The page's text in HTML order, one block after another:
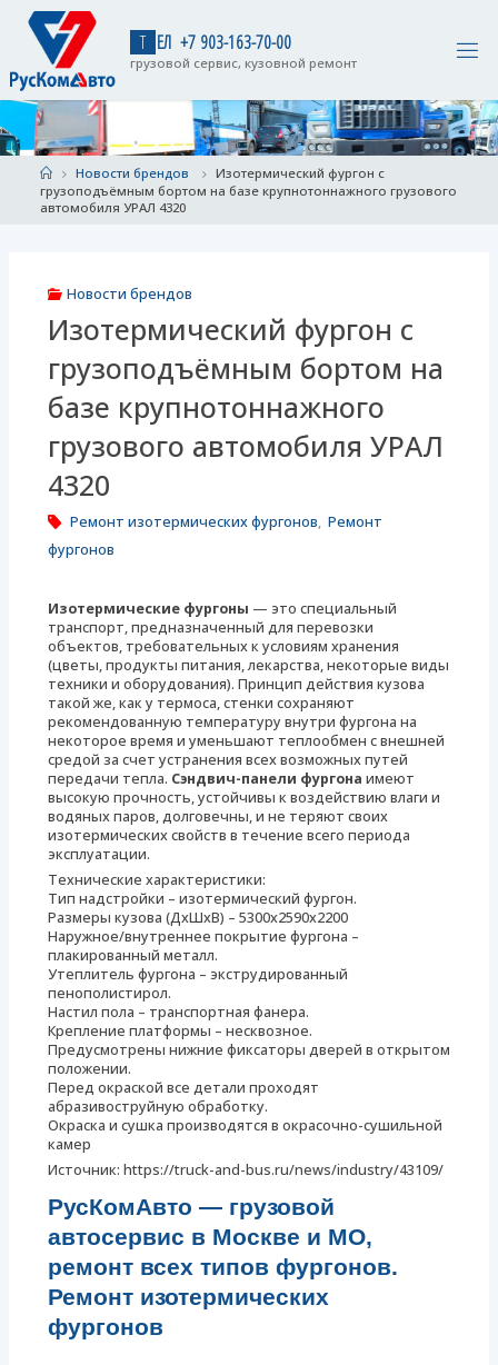
content
Т ЕЛ +7 903-163-70-00
грузовой сервис, кузовной ремонт
HomeНовости брендов
Изотермический фургон с
грузоподъёмным бортом на базе крупнотоннажного грузового
автомобиля УРАЛ 4320
Новости брендов
Изотермический фургон с
грузоподъёмным бортом на
базе крупнотоннажного
грузового автомобиля УРАЛ
4320
Ремонт изотермических фургонов, Ремонт
фургонов
Изотермические фургоны — это специальный
транспорт, предназначенный для перевозки
объектов, требовательных к условиям хранения
(цветы, продукты питания, лекарства, некоторые виды
техники и оборудования). Принцип действия кузова
такой же, как у термоса, стенки сохраняют
рекомендованную температуру внутри фургона на
некоторое время и уменьшают теплообмен с внешней
средой за счет устранения всех возможных путей
передачи тепла. Сэндвич-панели фургона имеют
высокую прочность, устойчивы к воздействию влаги и
водяных паров, долговечны, и не теряют своих
изотермических свойств в течение всего периода
эксплуатации.
Технические характеристики:
Тип надстройки – изотермический фургон.
Размеры кузова (ДхШхВ) – 5300х2590х2200
Наружное/внутреннее покрытие фургона –
плакированный металл.
Утеплитель фургона – экструдированный
пенополистирол.
Настил пола – транспортная фанера.
Крепление платформы – несквозное.
Предусмотрены нижние фиксаторы дверей в открытом
положении.
Перед окраской все детали проходят
абразивоструйную обработку.
Окраска и сушка производятся в окрасочно-сушильной
камер
Источник: https://truck-and-bus.ru/news/industry/43109/
РусКомАвто — грузовой
автосервис в Москве и МО,
ремонт всех типов фургонов.
Ремонт изотермических
фургонов